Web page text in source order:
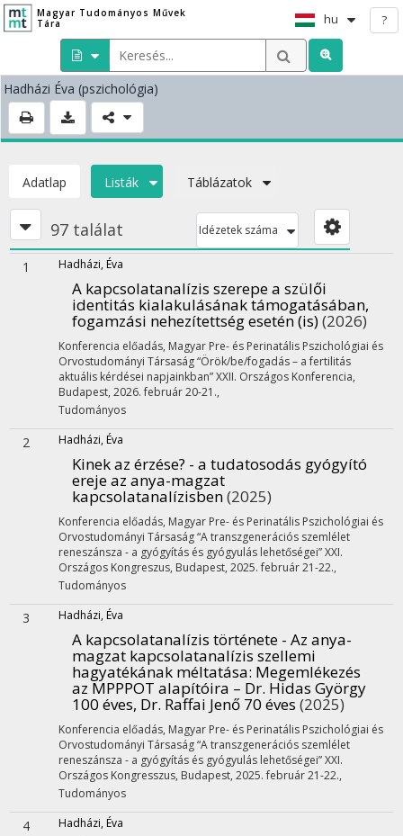
Magyar Tudományos Művek
Tára
hu ?
Hadházi Éva (pszichológia)
Adatlap Listák Táblázatok
97 találat Idézetek száma
1 Hadházi, Éva
A kapcsolatanalízis szerepe a szülői
identitás kialakulásának támogatásában,
fogamzási nehezítettség esetén (is)(2026)
Konferencia előadás, Magyar Pre- és Perinatális Pszichológiai és
Orvostudományi Társaság “Örök/be/fogadás – a fertilitás
aktuális kérdései napjainkban” XXII. Országos Konferencia,
Budapest, 2026. február 20-21.,
Tudományos
2 Hadházi, Éva
Kinek az érzése? - a tudatosodás gyógyító
ereje az anya-magzat
kapcsolatanalízisben(2025)
Konferencia előadás, Magyar Pre- és Perinatális Pszichológiai és
Orvostudományi Társaság “A transzgenerációs szemlélet
reneszánsza - a gyógyítás és gyógyulás lehetőségei” XXI.
Országos Kongreszus, Budapest, 2025. február 21-22.,
Tudományos
3 Hadházi, Éva
A kapcsolatanalízis története - Az anya-
magzat kapcsolatanalízis szellemi
hagyatékának méltatása: Megemlékezés
az MPPPOT alapítóira – Dr. Hidas György
100 éves, Dr. Raffai Jenő 70 éves (2025)
Konferencia előadás, Magyar Pre- és Perinatális Pszichológiai és
Orvostudományi Társaság “A transzgenerációs szemlélet
reneszánsza - a gyógyítás és gyógyulás lehetőségei” XXI.
Országos Kongresszus, Budapest, 2025. február 21-22.,
Tudományos
4 Hadházi, Éva